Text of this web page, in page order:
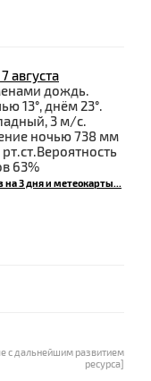
августа
дождь.
13°, днём 23°.
3 м/с.
ночью 738 мм
63%
на 3 дня и метеокарты...
с дальнейшим развитием
ресурса]